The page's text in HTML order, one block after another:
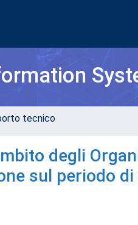
tecnico
degli
sul periodo